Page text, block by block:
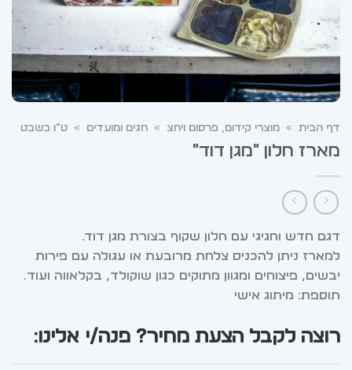
דף הבית » מוצרי קידום, פרסום ויחצ » חגים ומועדים » ט"ו בשבט
מארז חלון "מגן דוד"
דגם חדש וחגיגי עם חלון שקוף בצורת מגן דוד.
למארז ניתן להכניס צלחת מרובעת או עגולה עם פירות
יבשים, פיצוחים ומגוון מתוקים כגון שוקולד, בקלאווה ועוד…
תוספת: מיתוג אישי
רוצה לקבל הצעת מחיר? פנה/י אלינו: